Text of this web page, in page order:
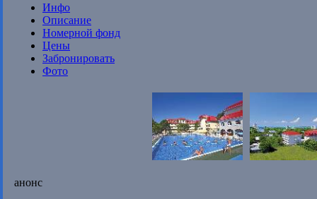
Инфо
Описание
Номерной фонд
Цены
Забронировать
Фото
анонс